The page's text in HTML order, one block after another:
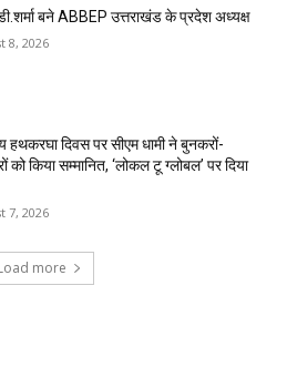
बने ABBEP उत्तराखंड के प्रदेश अध्यक्ष
8, 2026
हथकरघा दिवस पर सीएम धामी ने बुनकरों-
को किया सम्मानित, ‘लोकल टू ग्लोबल’ पर दिया
7, 2026
more